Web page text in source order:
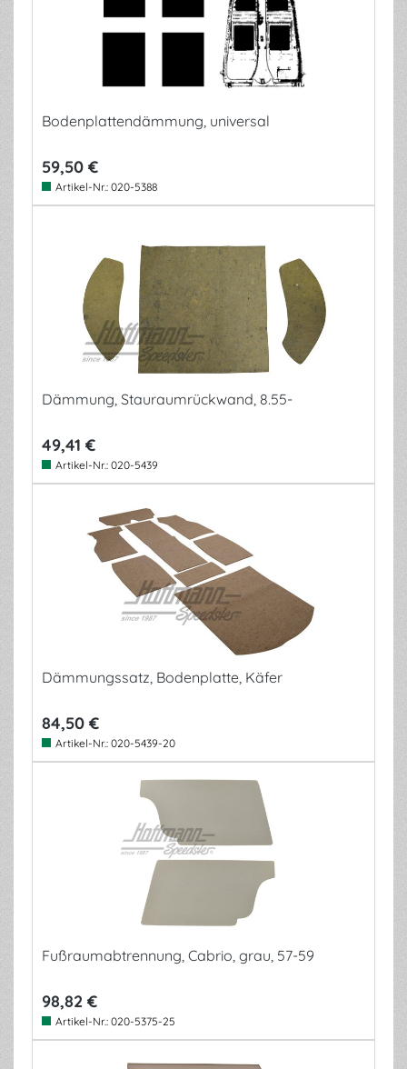
Bodenplattendämmung, universal
59,50 €
Artikel-Nr.: 020-5388
Dämmung, Stauraumrückwand, 8.55-
49,41 €
Artikel-Nr.: 020-5439
Dämmungssatz, Bodenplatte, Käfer
84,50 €
Artikel-Nr.: 020-5439-20
Fußraumabtrennung, Cabrio, grau, 57-59
98,82 €
Artikel-Nr.: 020-5375-25